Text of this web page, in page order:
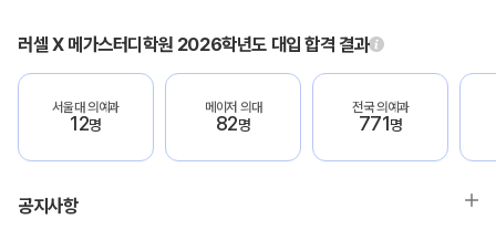
러셀 X 메가스터디학원 2026학년도 대입 합격 결과
서울대 의예과
12명
메이저 의대
82명
전국 의예과
771명
공지사항